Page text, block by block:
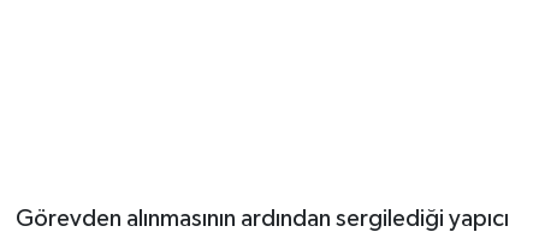
Görevden alınmasının ardından sergilediği yapıcı